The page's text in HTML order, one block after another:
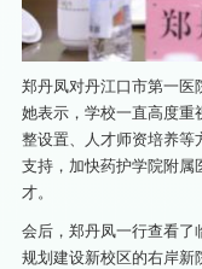
郑丹凤对丹江口市第一医
她表示，学校一直高度重
整设置、人才师资培养等
支持，加快药护学院附属
才。
会后，郑丹凤一行查看了
规划建设新校区的右岸新